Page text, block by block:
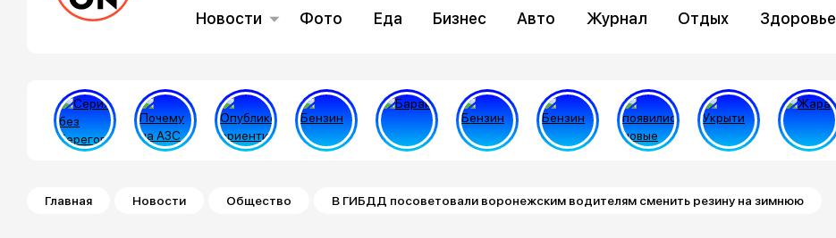
Новости Фото Еда Бизнес Авто Журнал Отдых Здоровье
Строка навигации
Главная Новости Общество В ГИБДД посоветовали воронежским водителям сменить резину на зимнюю